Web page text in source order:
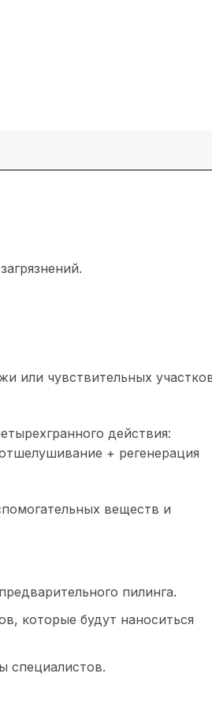
или чувствительных
действия:
+ регенерация
веществ и
пилинга.
которые будут наноситься
специалистов.